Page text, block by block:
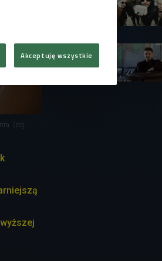
(zdj.
Akceptuję wszystkie